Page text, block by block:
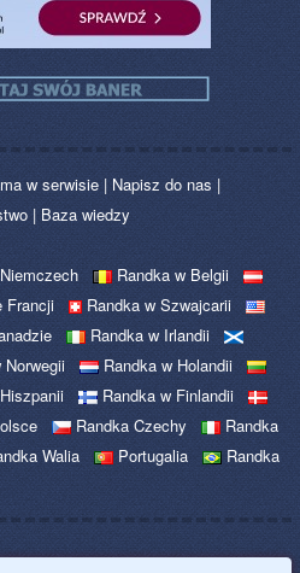
w serwisie | Napisz do nas |
| Baza wiedzy
Randka w Belgii
Francji
Randka w Szwajcarii
Randka w Irlandii
Norwegii
Randka w Holandii
Randka w Finlandii
Randka Czechy
Randka
Walia Portugalia
Randka